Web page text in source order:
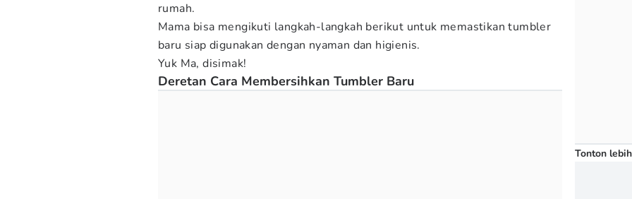
rumah.
Mama bisa mengikuti langkah-langkah berikut untuk memastikan tumbler
baru siap digunakan dengan nyaman dan higienis.
Yuk Ma, disimak!
Deretan Cara Membersihkan Tumbler Baru
Tonton